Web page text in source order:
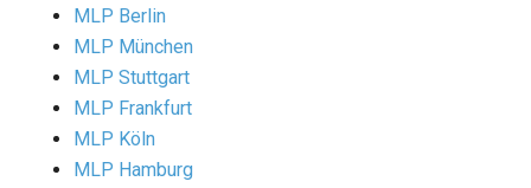
MLP Berlin
MLP München
MLP Stuttgart
MLP Frankfurt
MLP Köln
MLP Hamburg